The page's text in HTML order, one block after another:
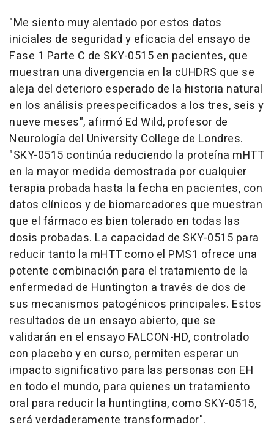
"Me siento muy alentado por estos datos
iniciales de seguridad y eficacia del ensayo de
Fase 1 Parte C de SKY-0515 en pacientes, que
muestran una divergencia en la cUHDRS que se
aleja del deterioro esperado de la historia natural
en los análisis preespecificados a los tres, seis y
nueve meses", afirmó Ed Wild, profesor de
Neurología del University College de Londres.
"SKY-0515 continúa reduciendo la proteína mHTT
en la mayor medida demostrada por cualquier
terapia probada hasta la fecha en pacientes, con
datos clínicos y de biomarcadores que muestran
que el fármaco es bien tolerado en todas las
dosis probadas. La capacidad de SKY-0515 para
reducir tanto la mHTT como el PMS1 ofrece una
potente combinación para el tratamiento de la
enfermedad de Huntington a través de dos de
sus mecanismos patogénicos principales. Estos
resultados de un ensayo abierto, que se
validarán en el ensayo FALCON-HD, controlado
con placebo y en curso, permiten esperar un
impacto significativo para las personas con EH
en todo el mundo, para quienes un tratamiento
oral para reducir la huntingtina, como SKY-0515,
será verdaderamente transformador".